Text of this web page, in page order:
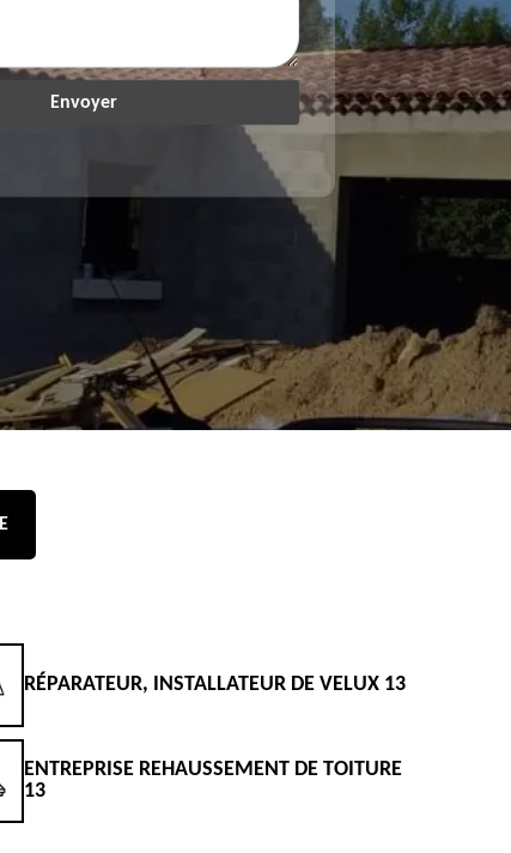
RÉPARATEUR, INSTALLATEUR DE VELUX 13
ENTREPRISE REHAUSSEMENT DE TOITURE
13